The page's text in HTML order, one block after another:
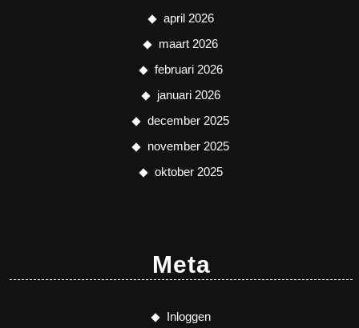
april 2026
maart 2026
februari 2026
januari 2026
december 2025
november 2025
oktober 2025
Meta
Inloggen